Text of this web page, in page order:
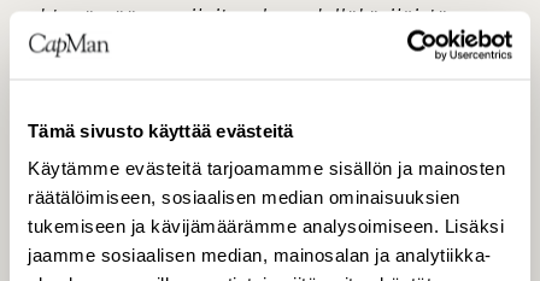
Tämä sivusto käyttää evästeitä
Käytämme evästeitä tarjoamamme sisällön ja mainosten
räätälöimiseen, sosiaalisen median ominaisuuksien
tukemiseen ja kävijämäärämme analysoimiseen. Lisäksi
jaamme sosiaalisen median, mainosalan ja analytiikka-
yhtenä pääomasijoitusalan edelläkävijöistä
Pohjoismaissa. Palveluksessamme on noin 100
pääomia pääosin asiakkaidemme, eli sijoittajien,
puolesta mutta myös suorina sijoituksina omasta
taseestamme alueilla, joilla meillä ei ole
aktiivista rahastoa. Tavoitteenamme on tarjota